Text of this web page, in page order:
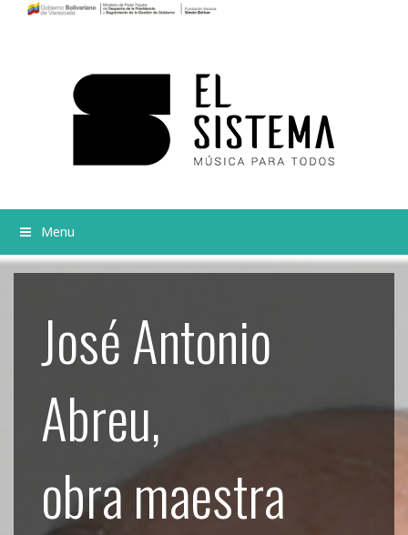
Menu
José Antonio
Abreu,
obra maestra